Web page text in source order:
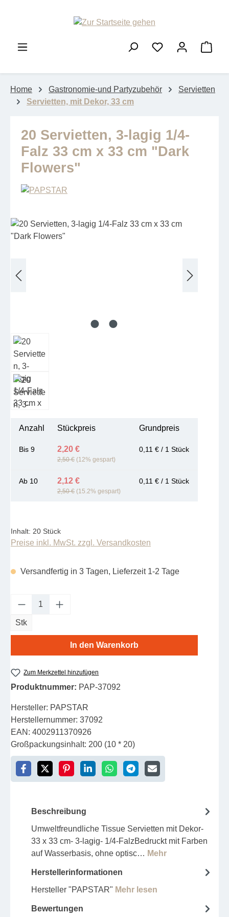
Home Gastronomie-und Partyzubehör
Servietten
Servietten, mit Dekor, 33 cm
20 Servietten, 3-lagig 1/4-
Falz 33 cm x 33 cm "Dark
Flowers"
Bildergalerie überspringen
Anzahl Stückpreis Grundpreis
Bis 9 2,20 €
2,50 € (12% gespart)
0,11 € / 1 Stück
Ab 10 2,12 €
2,50 € (15.2% gespart)
0,11 € / 1 Stück
Inhalt: 20 Stück
Preise inkl. MwSt. zzgl. Versandkosten
Versandfertig in 3 Tagen, Lieferzeit 1-2 Tage
Produkt Anzahl: Gib den gewünschten
Stk
In den Warenkorb
Zum Merkzettel hinzufügen
Produktnummer: PAP-37092
Hersteller: PAPSTAR
Herstellernummer: 37092
EAN: 4002911370926
Großpackungsinhalt: 200 (10 * 20)
Beschreibung
Umweltfreundliche Tissue Servietten mit Dekor-
33 x 33 cm- 3-lagig- 1/4-FalzBedruckt mit Farben
auf Wasserbasis, ohne optisc… Mehr
Herstellerinformationen
Hersteller "PAPSTAR" Mehr lesen
Bewertungen